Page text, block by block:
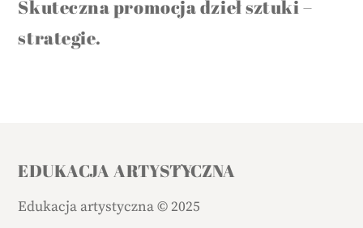
Skuteczna promocja dzieł sztuki –
strategie.
Back
Top
EDUKACJA ARTYSTYCZNA
Edukacja artystyczna© 2025